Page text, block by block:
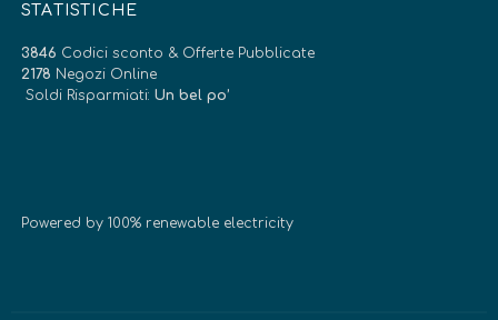
STATISTICHE
3846 Codici sconto & Offerte Pubblicate
2178 Negozi Online
Soldi Risparmiati: Un bel po’
Powered by 100% renewable electricity